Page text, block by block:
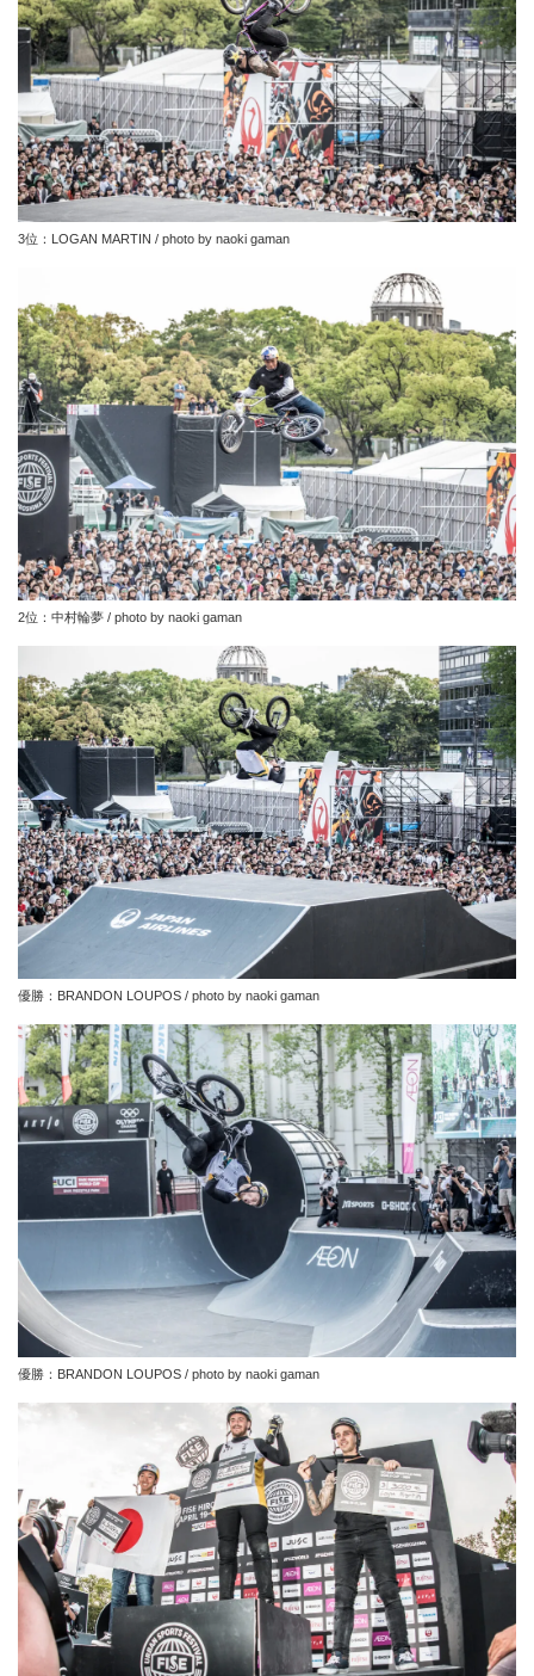
3位：LOGAN MARTIN / photo by naoki gaman
2位：中村輪夢 / photo by naoki gaman
優勝：BRANDON LOUPOS / photo by naoki gaman
優勝：BRANDON LOUPOS / photo by naoki gaman